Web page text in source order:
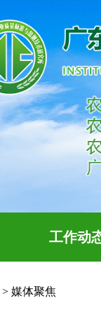
工作动
> 媒体聚焦